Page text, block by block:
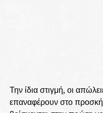
Την ίδια στιγμή, οι
επαναφέρουν στο